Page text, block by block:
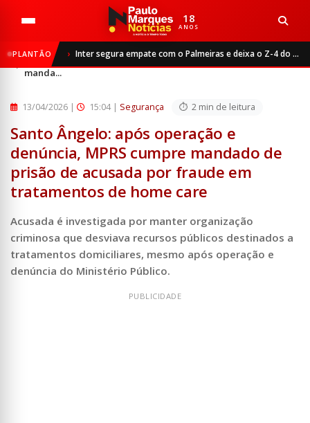
18
ANOS
PLANTÃO Inter segura empate com o Palmeiras e deixa o Z-4 do Brasileirão
Segurança
Santo Ângelo: após operação e denúncia, MPRS cumpre
manda...
13/04/2026 | 15:04 | Segurança 2 min de leitura
Santo Ângelo: após operação e
denúncia, MPRS cumpre mandado de
prisão de acusada por fraude em
tratamentos de home care
Acusada é investigada por manter organização
criminosa que desviava recursos públicos destinados a
tratamentos domiciliares, mesmo após operação e
denúncia do Ministério Público.